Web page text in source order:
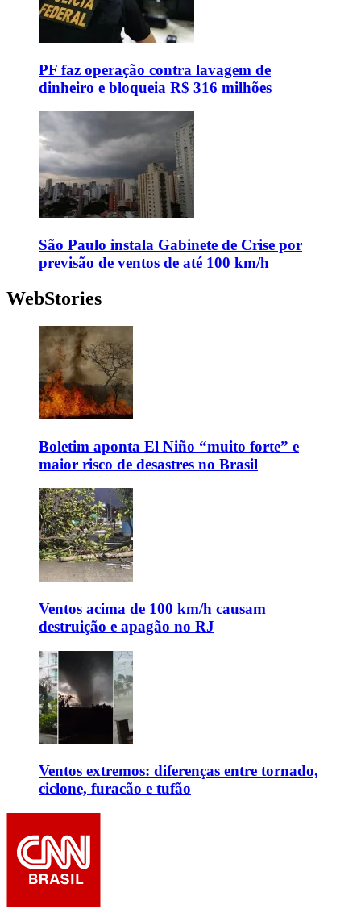
PF faz operação contra lavagem de
dinheiro e bloqueia R$ 316 milhões
São Paulo instala Gabinete de Crise por
previsão de ventos de até 100 km/h
WebStories
Boletim aponta El Niño “muito forte” e
maior risco de desastres no Brasil
Ventos acima de 100 km/h causam
destruição e apagão no RJ
Ventos extremos: diferenças entre tornado,
ciclone, furacão e tufão